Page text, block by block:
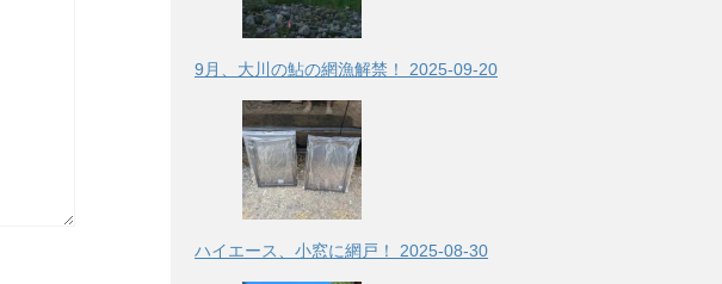
9月、大川の鮎の網漁解禁！ 2025-09-20
ハイエース、小窓に網戸！ 2025-08-30